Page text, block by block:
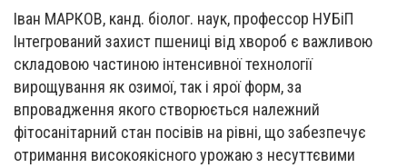
Іван МАРКОВ, канд. біолог. наук, профессор НУБіП
Інтегрований захист пшениці від хвороб є важливою
складовою частиною інтенсивної технології
вирощування як озимої, так і ярої форм, за
впровадження якого створюється належний
фітосанітарний стан посівів на рівні, що забезпечує
отримання високоякісного урожаю з несуттєвими